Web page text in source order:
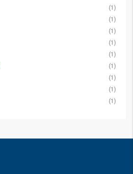
(1)
(1)
(1)
(1)
(1)
(1)
(1)
(1)
(1)